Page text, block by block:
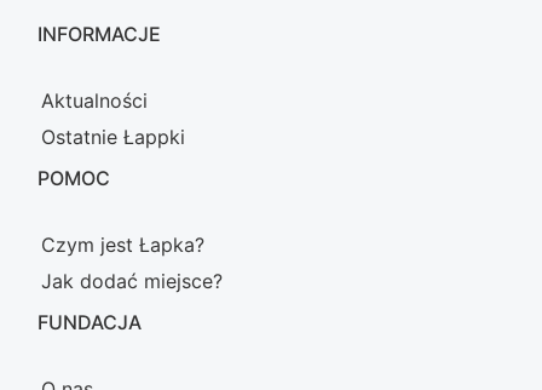
INFORMACJE
Aktualności
Ostatnie Łappki
POMOC
Czym jest Łapka?
Jak dodać miejsce?
FUNDACJA